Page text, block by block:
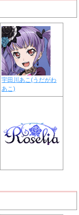
宇田川あこ(うだがわ
あこ)